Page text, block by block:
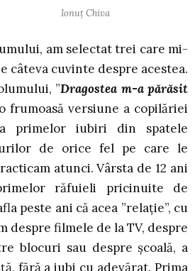
Ionuț Chiva
am selectat trei care mi-
câteva cuvinte despre acestea.
”Dragostea m-a părăsit
frumoasă versiune a copilăriei
primelor iubiri din spatele
de orice fel pe care le
atunci. Vârsta de 12 ani
răfuieli pricinuite de
peste ani că acea ”relație”, cu
despre filmele de la TV, despre
blocuri sau despre școală, a
fără a iubi cu adevărat. Prima